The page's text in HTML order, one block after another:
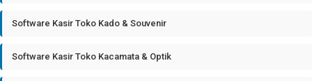
Software Kasir Toko Kado & Souvenir
Software Kasir Toko Kacamata & Optik